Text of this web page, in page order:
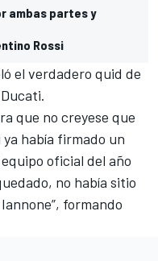
ambas partes y
Rossi
el verdadero quid de
que no creyese que
había firmado un
oficial del año
no había sitio
Iannone”, formando